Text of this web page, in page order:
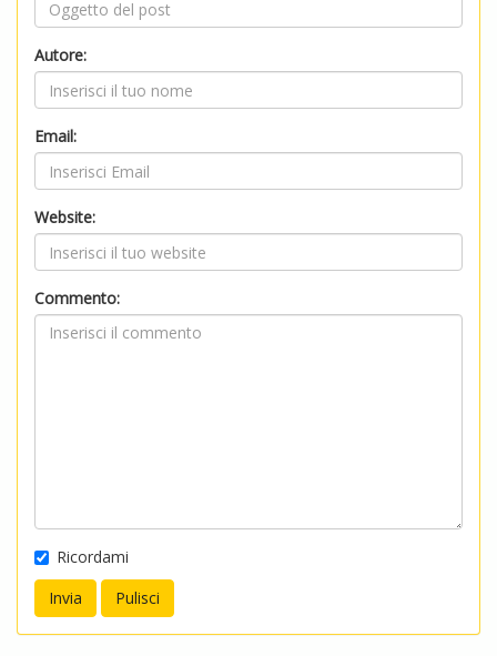
Autore:
Email:
Website:
Commento:
Ricordami